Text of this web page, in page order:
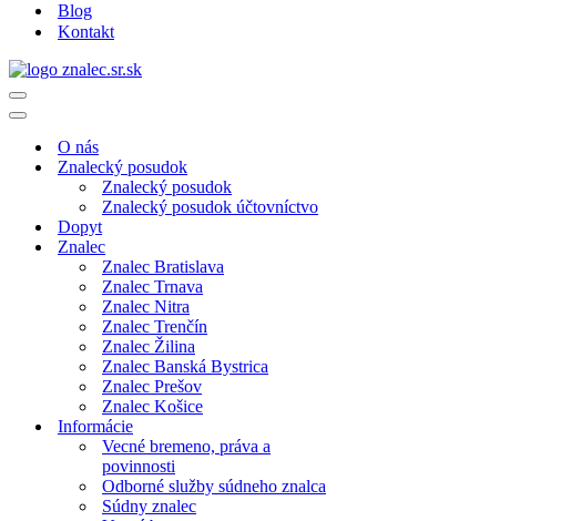
Blog
Kontakt
Menu
navigácie
Menu
navigácieO nás
Znalecký posudok
Znalecký posudok
Znalecký posudok účtovníctvo
Dopyt
Znalec
Znalec Bratislava
Znalec Trnava
Znalec Nitra
Znalec Trenčín
Znalec Žilina
Znalec Banská Bystrica
Znalec Prešov
Znalec Košice
Informácie
Vecné bremeno, práva a
povinnosti
Odborné služby súdneho znalca
Súdny znalec